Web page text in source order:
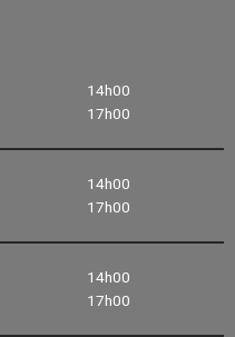
14h00
17h00
14h00
17h00
14h00
17h00